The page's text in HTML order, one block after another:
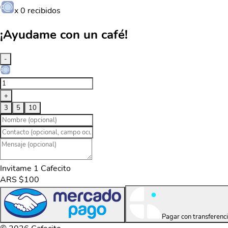
x0 recibidos
¡Ayudame con un café!
-
+
3
5 10
Invitame 1 Cafecito
ARS $100
Pagar con